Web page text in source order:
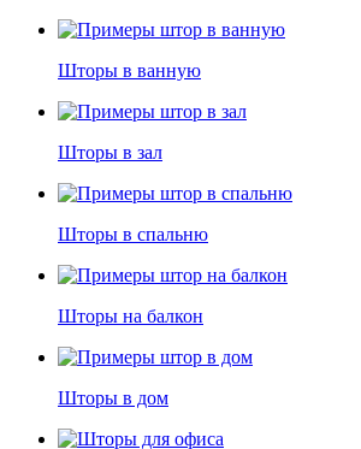
Шторы в ванную
Шторы в зал
Шторы в спальню
Шторы на балкон
Шторы в дом